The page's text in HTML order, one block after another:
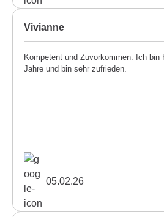
Vivianne
Kompetent und Zuvorkommen. Ich bin
Jahre und bin sehr zufrieden.
05.02.26